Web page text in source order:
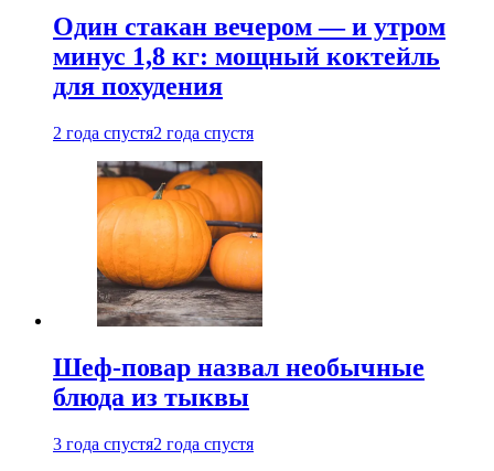
Один стакан вечером — и утром
минус 1,8 кг: мощный коктейль
для похудения
2 года спустя2 года спустя
Шеф-повар назвал необычные
блюда из тыквы
3 года спустя2 года спустя